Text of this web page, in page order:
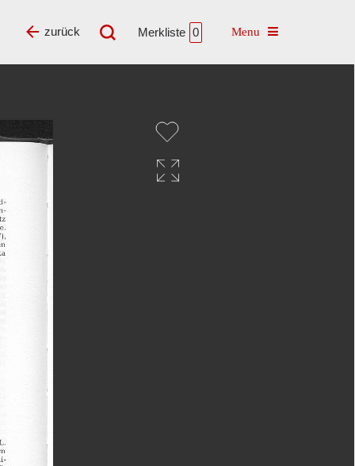
Merkliste 0 Toggle navigation
zurück